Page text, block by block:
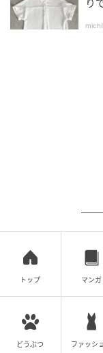
り
トップ マンガ
どうぶつ ファッシ